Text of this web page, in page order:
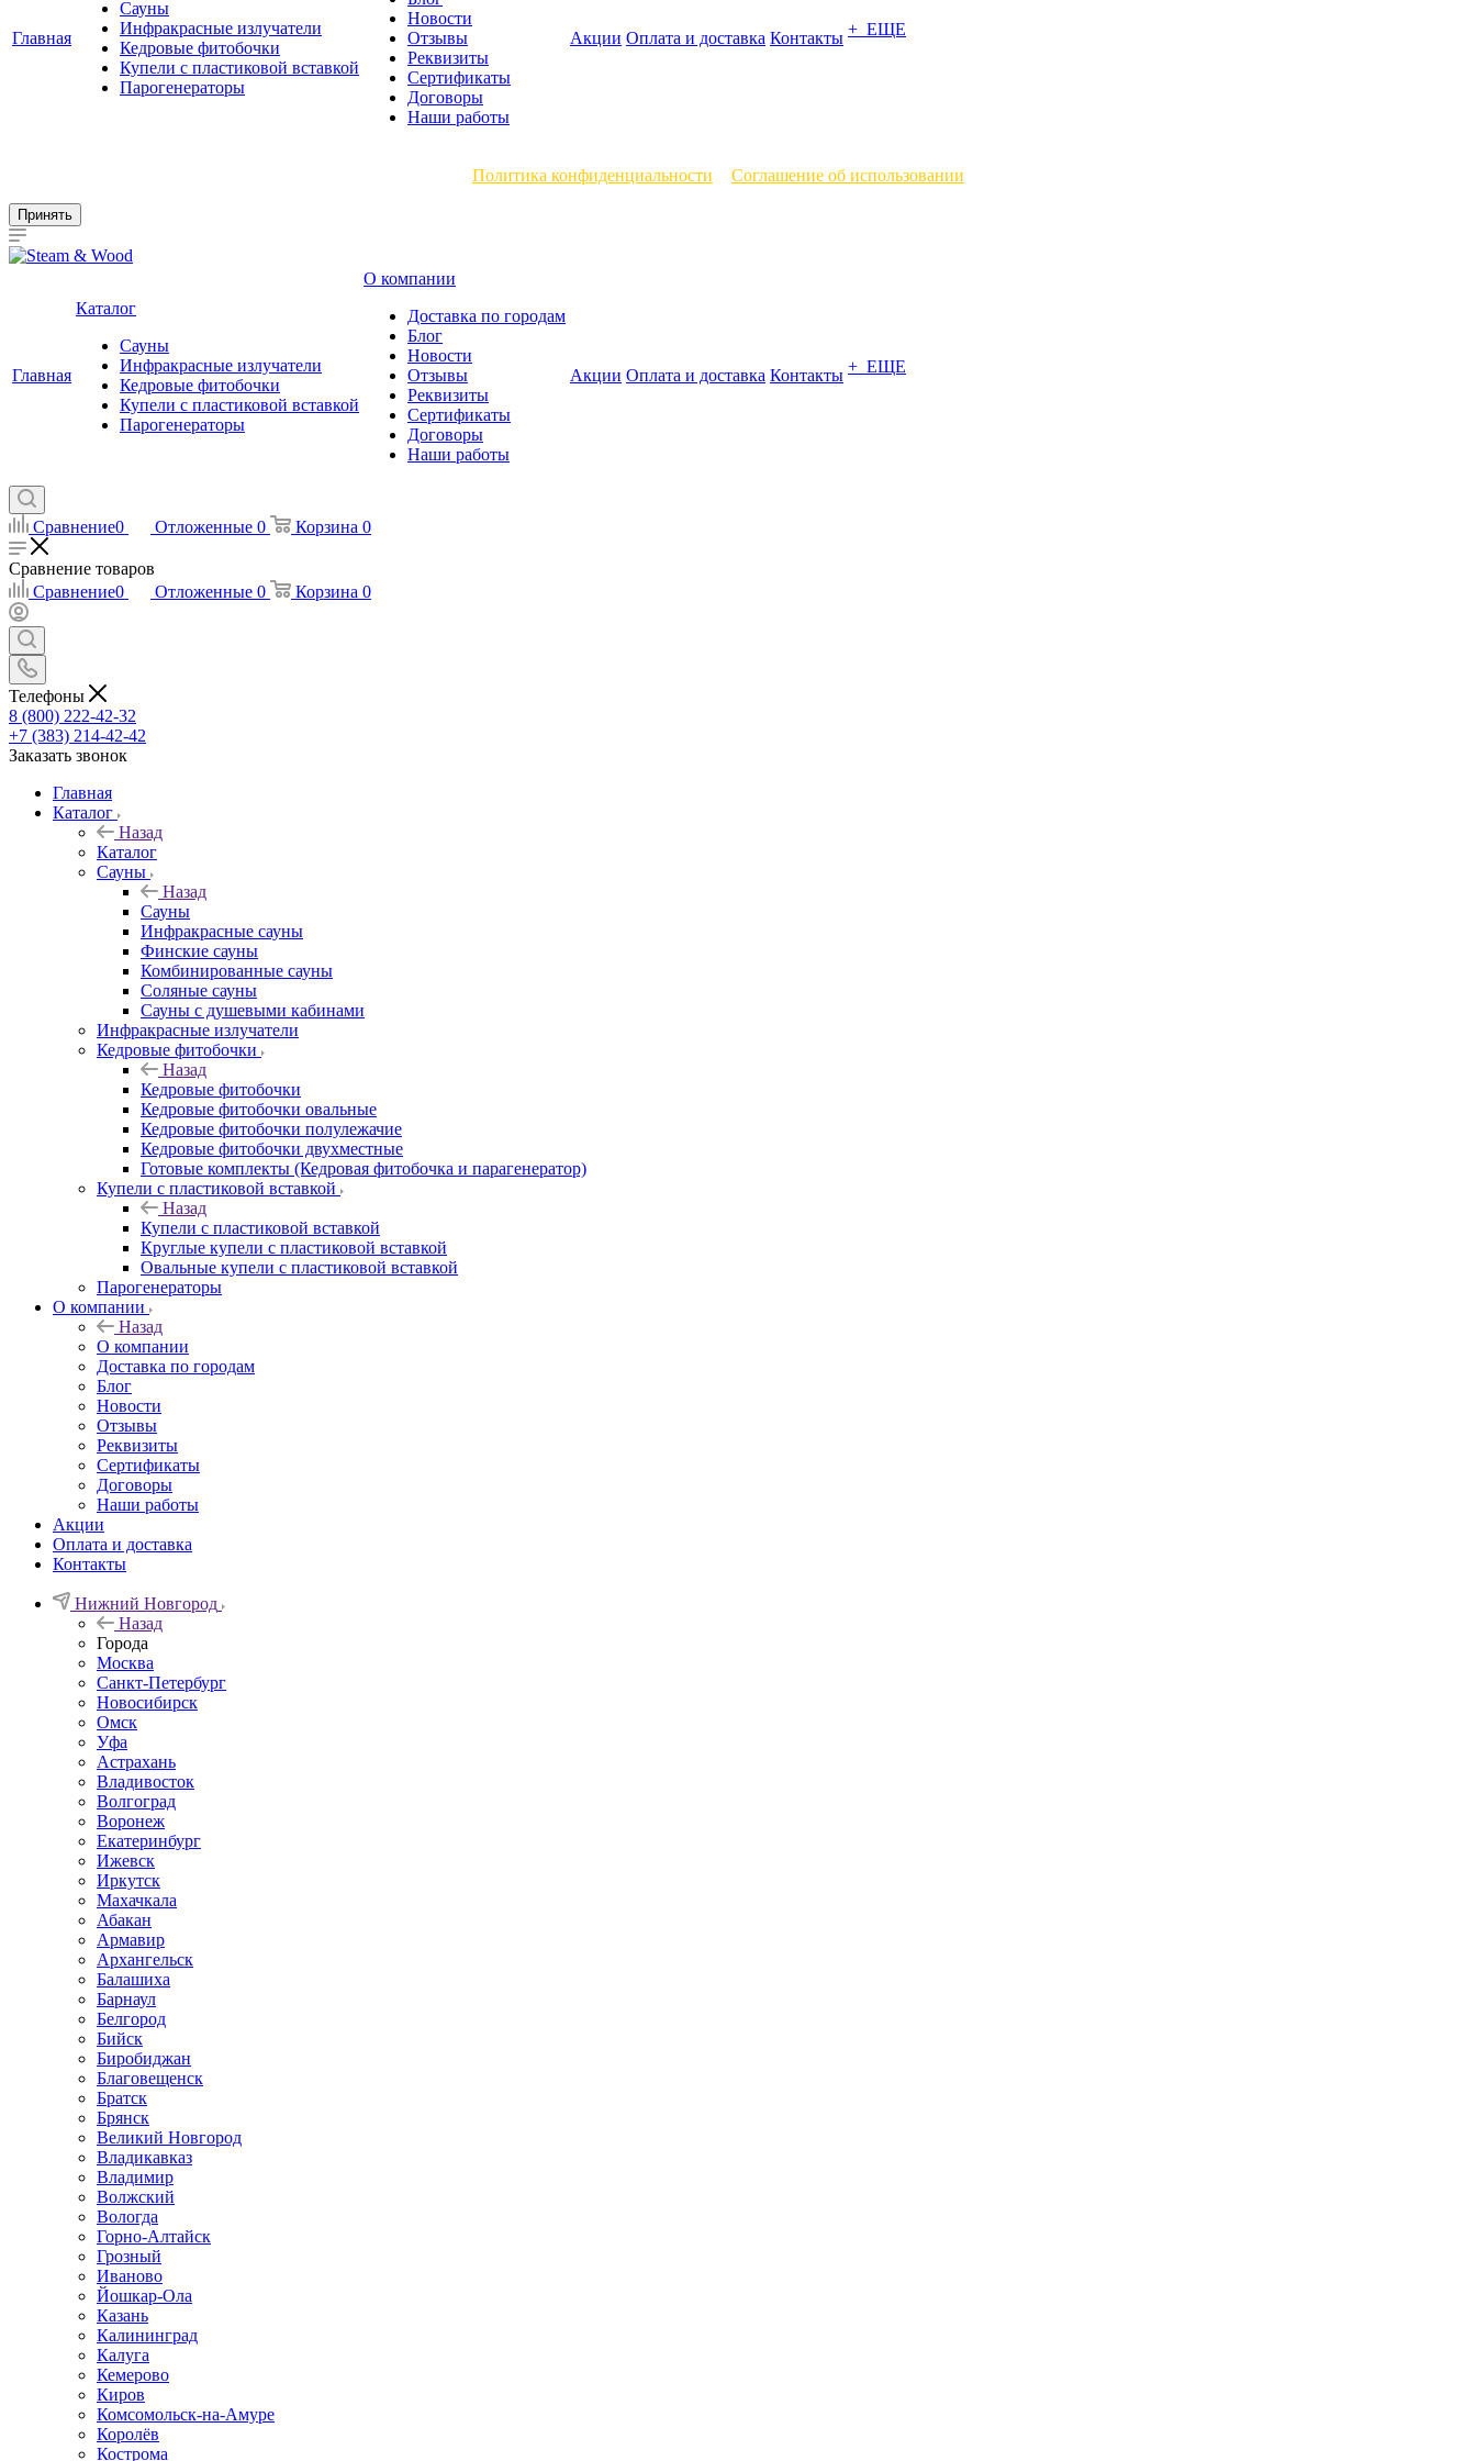
Главная
Сауны
Инфракрасные излучатели
Кедровые фитобочки
Купели с пластиковой вставкой
Парогенераторы
Новости
Отзывы
Реквизиты
Сертификаты
Договоры
Наши работы
Акции Оплата и доставка Контакты + ЕЩЕ
Политика конфиденциальности Соглашение об использовании
Принять
Главная
Каталог
Сауны
Инфракрасные излучатели
Кедровые фитобочки
Купели с пластиковой вставкой
Парогенераторы
О компании
Доставка по городам
Блог
Новости
Отзывы
Реквизиты
Сертификаты
Договоры
Наши работы
Акции Оплата и доставка Контакты + ЕЩЕ
Сравнение0 Отложенные 0 Корзина 0
Сравнение товаров
Сравнение0 Отложенные 0 Корзина 0
Телефоны
8 (800) 222-42-32
+7 (383) 214-42-42
Заказать звонок
Главная
Каталог
Назад
Каталог
Сауны
Назад
Сауны
Инфракрасные сауны
Финские сауны
Комбинированные сауны
Соляные сауны
Сауны с душевыми кабинами
Инфракрасные излучатели
Кедровые фитобочки
Назад
Кедровые фитобочки
Кедровые фитобочки овальные
Кедровые фитобочки полулежачие
Кедровые фитобочки двухместные
Готовые комплекты (Кедровая фитобочка и парагенератор)
Купели с пластиковой вставкой
Назад
Купели с пластиковой вставкой
Круглые купели с пластиковой вставкой
Овальные купели с пластиковой вставкой
Парогенераторы
О компании
Назад
О компании
Доставка по городам
Блог
Новости
Отзывы
Реквизиты
Сертификаты
Договоры
Наши работы
Акции
Оплата и доставка
Контакты
Нижний Новгород
Назад
Города
Москва
Санкт-Петербург
Новосибирск
Омск
Уфа
Астрахань
Владивосток
Волгоград
Воронеж
Екатеринбург
Ижевск
Иркутск
Махачкала
Абакан
Армавир
Архангельск
Балашиха
Барнаул
Белгород
Бийск
Биробиджан
Благовещенск
Братск
Брянск
Великий Новгород
Владикавказ
Владимир
Волжский
Вологда
Горно-Алтайск
Грозный
Иваново
Йошкар-Ола
Казань
Калининград
Калуга
Кемерово
Киров
Комсомольск-на-Амуре
Королёв
Кострома